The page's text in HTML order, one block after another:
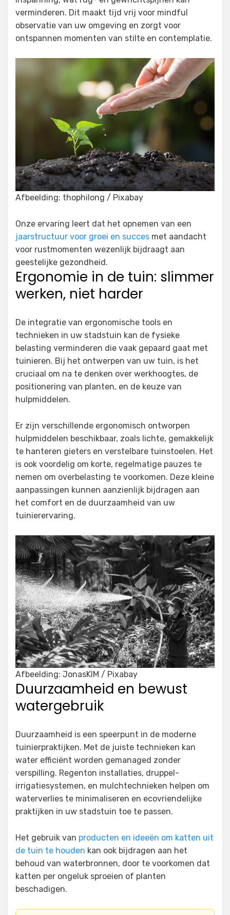
verminderen. Dit maakt tijd vrij voor mindful
observatie van uw omgeving en zorgt voor
ontspannen momenten van stilte en contemplatie.
Afbeelding: thophilong / Pixabay
Onze ervaring leert dat het opnemen van een
jaarstructuur voor groei en succes met aandacht
voor rustmomenten wezenlijk bijdraagt aan
geestelijke gezondheid.
Ergonomie in de tuin: slimmer
werken, niet harder
De integratie van ergonomische tools en
technieken in uw stadstuin kan de fysieke
belasting verminderen die vaak gepaard gaat met
tuinieren. Bij het ontwerpen van uw tuin, is het
cruciaal om na te denken over werkhoogtes, de
positionering van planten, en de keuze van
hulpmiddelen.
Er zijn verschillende ergonomisch ontworpen
hulpmiddelen beschikbaar, zoals lichte, gemakkelijk
te hanteren gieters en verstelbare tuinstoelen. Het
is ook voordelig om korte, regelmatige pauzes te
nemen om overbelasting te voorkomen. Deze kleine
aanpassingen kunnen aanzienlijk bijdragen aan
het comfort en de duurzaamheid van uw
tuinierervaring.
Afbeelding: JonasKIM / Pixabay
Duurzaamheid en bewust
watergebruik
Duurzaamheid is een speerpunt in de moderne
tuinierpraktijken. Met de juiste technieken kan
water efficiënt worden gemanaged zonder
verspilling. Regenton installaties, druppel-
irrigatiesystemen, en mulchtechnieken helpen om
waterverlies te minimaliseren en ecovriendelijke
praktijken in uw stadstuin toe te passen.
Het gebruik van producten en ideeën om katten uit
de tuin te houden kan ook bijdragen aan het
behoud van waterbronnen, door te voorkomen dat
katten per ongeluk sproeien of planten
beschadigen.